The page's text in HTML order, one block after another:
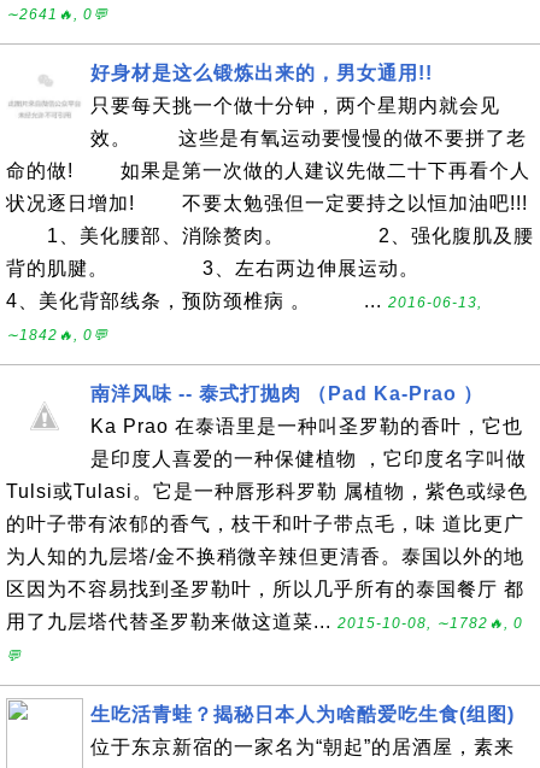
∼2641🔥, 0💬
好身材是这么锻炼出来的，男女通用!!
只要每天挑一个做十分钟，两个星期内就会见
效。 这些是有氧运动要慢慢的做不要拼了老
命的做! 如果是第一次做的人建议先做二十下再看个人
状况逐日增加! 不要太勉强但一定要持之以恒加油吧!!!
1、美化腰部、消除赘肉。 2、强化腹肌及腰
背的肌腱。 3、左右两边伸展运动。
4、美化背部线条，预防颈椎病 。 ... 2016-06-13,
∼1842🔥, 0💬
南洋风味 -- 泰式打抛肉 （Pad Ka-Prao ）
Ka Prao 在泰语里是一种叫圣罗勒的香叶，它也
是印度人喜爱的一种保健植物 ，它印度名字叫做
Tulsi或Tulasi。它是一种唇形科罗勒 属植物，紫色或绿色
的叶子带有浓郁的香气，枝干和叶子带点毛，味 道比更广
为人知的九层塔/金不换稍微辛辣但更清香。泰国以外的地
区因为不容易找到圣罗勒叶，所以几乎所有的泰国餐厅 都
用了九层塔代替圣罗勒来做这道菜... 2015-10-08, ∼1782🔥, 0
💬
生吃活青蛙？揭秘日本人为啥酷爱吃生食(组图)
位于东京新宿的一家名为“朝起”的居酒屋，素来